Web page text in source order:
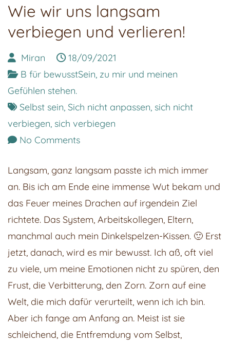
Wie wir uns langsam
verbiegen und verlieren!
Miran
18/09/2021
B für bewusstSein, zu mir und meinen
Gefühlen stehen.
Selbst sein, Sich nicht anpassen, sich nicht
verbiegen, sich verbiegen
No Commentson
wir
uns
langsam
verbiegen
und
verlieren!
Langsam, ganz langsam passte ich mich immer
an. Bis ich am Ende eine immense Wut bekam und
das Feuer meines Drachen auf irgendein Ziel
richtete. Das System, Arbeitskollegen, Eltern,
manchmal auch mein Dinkelspelzen-Kissen. 🙂 Erst
jetzt, danach, wird es mir bewusst. Ich aß, oft viel
zu viele, um meine Emotionen nicht zu spüren, den
Frust, die Verbitterung, den Zorn. Zorn auf eine
Welt, die mich dafür verurteilt, wenn ich ich bin.
Aber ich fange am Anfang an. Meist ist sie
schleichend, die Entfremdung vom Selbst,